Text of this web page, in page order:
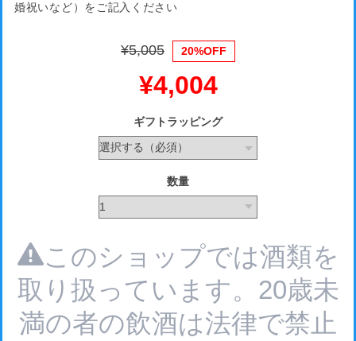
婚祝いなど）をご記入ください
¥5,005 20%OFF
¥4,004
ギフトラッピング
数量
このショップでは酒類を
取り扱っています。20歳未
満の者の飲酒は法律で禁止